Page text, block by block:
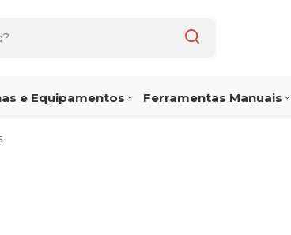
e Equipamentos Ferramentas Manuais